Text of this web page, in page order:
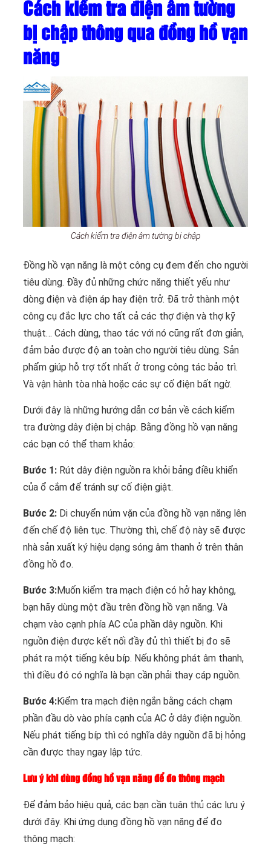
Cách kiểm tra điện âm tường
bị chập thông qua đồng hồ vạn
năng
Cách kiểm tra điện âm tường bị chập
Đồng hồ vạn năng là một công cụ đem đến cho người
tiêu dùng. Đầy đủ những chức năng thiết yếu như
dòng điện và điện áp hay điện trở. Đã trở thành một
công cụ đắc lực cho tất cả các thợ điện và thợ kỹ
thuật… Cách dùng, thao tác với nó cũng rất đơn giản,
đảm bảo được độ an toàn cho người tiêu dùng. Sản
phẩm giúp hỗ trợ tốt nhất ở trong công tác bảo trì.
Và vận hành tòa nhà hoặc các sự cố điện bất ngờ.
Dưới đây là những hướng dẫn cơ bản về cách kiểm
tra đường dây điện bị chập. Bằng đồng hồ vạn năng
các bạn có thể tham khảo:
Bước 1: Rút dây điện nguồn ra khỏi bảng điều khiển
của ổ cắm để tránh sự cố điện giật.
Bước 2: Di chuyển núm vặn của đồng hồ vạn năng lên
đến chế độ liên tục. Thường thì, chế độ này sẽ được
nhà sản xuất ký hiệu dạng sóng âm thanh ở trên thân
đồng hồ đo.
Bước 3:Muốn kiểm tra mạch điện có hở hay không,
bạn hãy dùng một đầu trên đồng hồ vạn năng. Và
chạm vào cạnh phía AC của phần dây nguồn. Khi
nguồn điện được kết nối đầy đủ thì thiết bị đo sẽ
phát ra một tiếng kêu bíp. Nếu không phát âm thanh,
thì điều đó có nghĩa là bạn cần phải thay cáp nguồn.
Bước 4:Kiểm tra mạch điện ngắn bằng cách chạm
phần đầu dò vào phía cạnh của AC ở dây điện nguồn.
Nếu phát tiếng bíp thì có nghĩa dây nguồn đã bị hỏng
cần được thay ngay lập tức.
Lưu ý khi dùng đồng hồ vạn năng để đo thông mạch
Để đảm bảo hiệu quả, các bạn cần tuân thủ các lưu ý
dưới đây. Khi ứng dụng đồng hồ vạn năng để đo
thông mạch: